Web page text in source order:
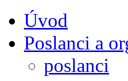
Úvod
Poslanci a
poslanci